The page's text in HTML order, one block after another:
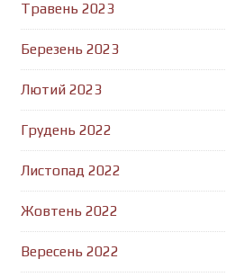
Травень 2023
Березень 2023
Лютий 2023
Грудень 2022
Листопад 2022
Жовтень 2022
Вересень 2022